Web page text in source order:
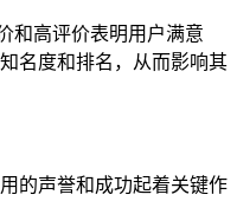
和高评价表明用户满意
名度和排名，从而影响其
的声誉和成功起着关键作